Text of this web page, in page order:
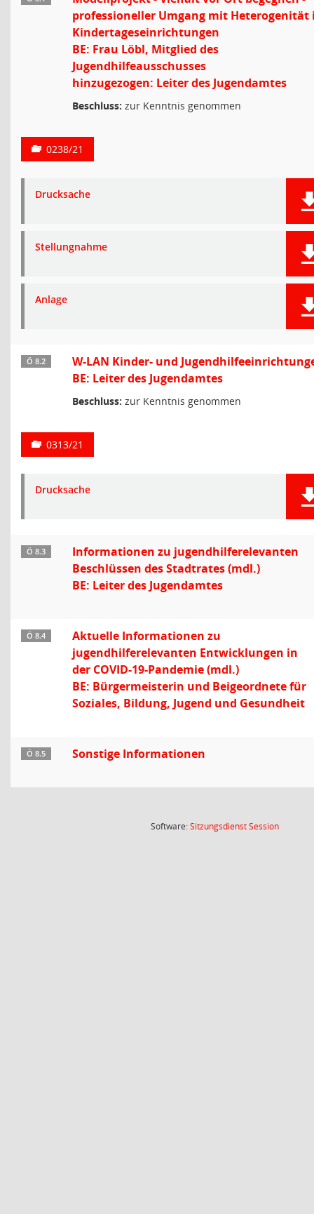
professioneller Umgang mit Heterogenität
Kindertageseinrichtungen
BE: Frau Löbl, Mitglied des
Jugendhilfeausschusses
hinzugezogen: Leiter des Jugendamtes
Beschluss: zur Kenntnis genommen
0238/21
Drucksache
Stellungnahme
Anlage
Ö 8.2
W-LAN Kinder- und
BE: Leiter des Jugendamtes
Beschluss: zur Kenntnis genommen
0313/21
Drucksache
Ö 8.3
Informationen zu jugendhilferelevanten
Beschlüssen des Stadtrates (mdl.)
BE: Leiter des Jugendamtes
Ö 8.4
Aktuelle Informationen zu
jugendhilferelevanten Entwicklungen in
der COVID-19-Pandemie (mdl.)
BE: Bürgermeisterin und Beigeordnete für
Soziales, Bildung, Jugend und Gesundheit
Ö 8.5 Sonstige Informationen
Software:SitzungsdienstSession(Wird in